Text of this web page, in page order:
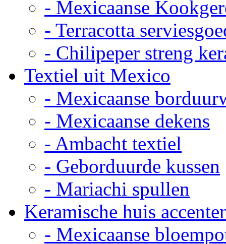
- Mexicaanse
- Terracotta
- Chilipeper streng
Textiel uit Mexico
- Mexicaanse
- Mexicaanse dekens
- Ambacht textiel
- Geborduurde kussen
- Mariachi spullen
Keramische huis
- Mexicaanse